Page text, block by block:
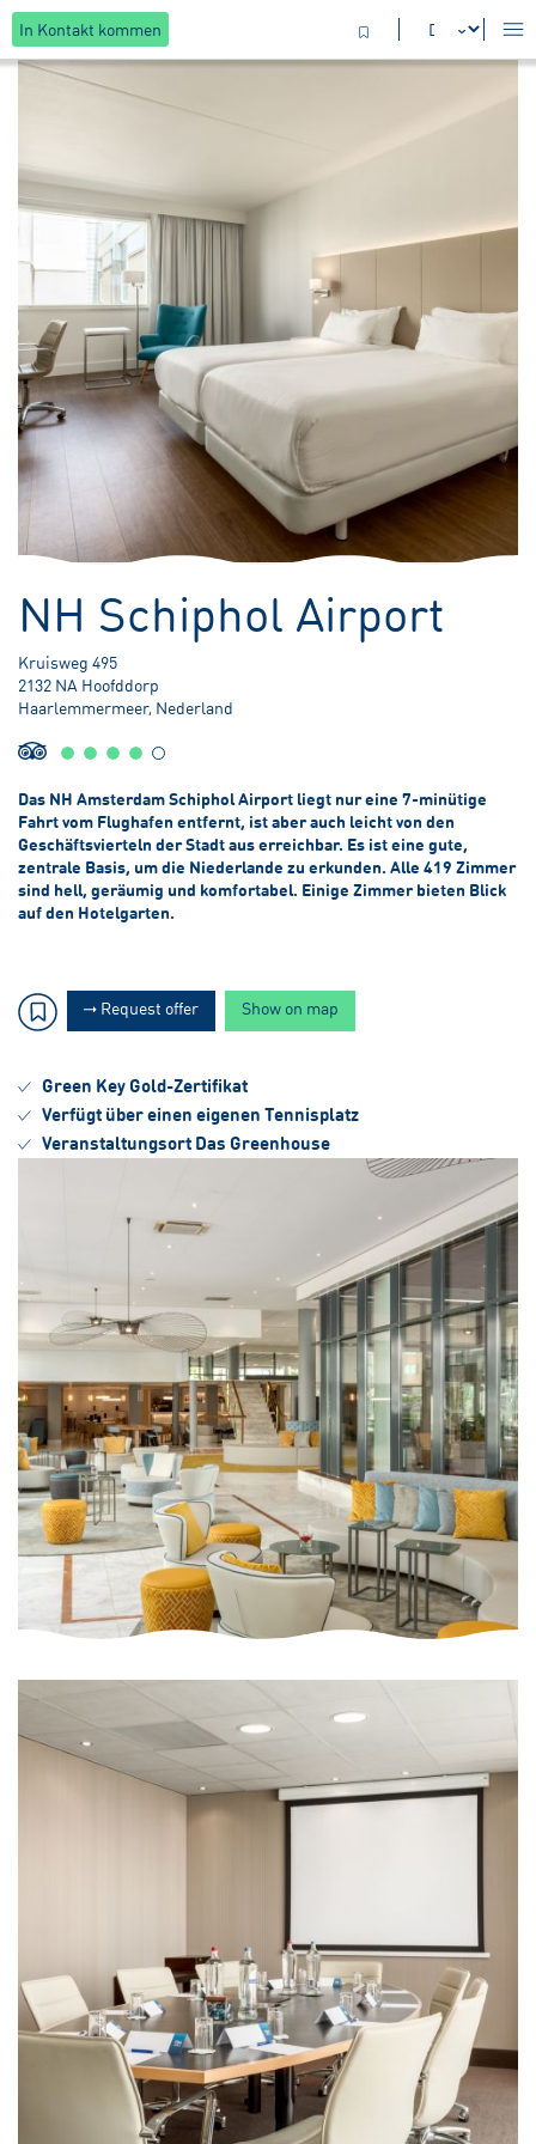
In Kontakt kommen
NH Schiphol Airport
Kruisweg 495
2132 NA Hoofddorp
Haarlemmermeer, Nederland
Das NH Amsterdam Schiphol Airport liegt nur eine 7-minütige
Fahrt vom Flughafen entfernt, ist aber auch leicht von den
Geschäftsvierteln der Stadt aus erreichbar. Es ist eine gute,
zentrale Basis, um die Niederlande zu erkunden. Alle 419 Zimmer
sind hell, geräumig und komfortabel. Einige Zimmer bieten Blick
auf den Hotelgarten.
Request offer Show on map
Green Key Gold-Zertifikat
Verfügt über einen eigenen Tennisplatz
Veranstaltungsort Das Greenhouse